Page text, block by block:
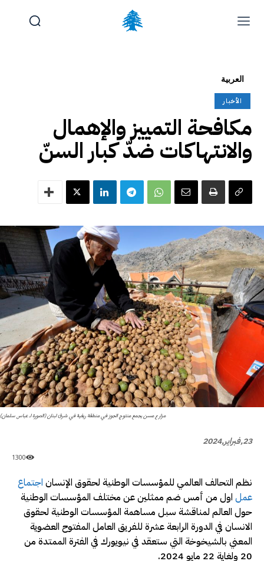
العربية
الأخبار
مكافحة التمييز والإهمال
والانتهاكات ضدّ كبار السنّ
مزارع مسن يجمع منتوج الجوز في منطقة ريفية في شرق لبنان (الصورة لـ عباس سلمان)
23,فبراير,2024
1300
نظم التحالف العالمي للمؤسسات الوطنية لحقوق الإنسان اجتماع
عمل اول من أمس ضم ممثلين عن مختلف المؤسسات الوطنية
حول العالم لمناقشة سبل مساهمة المؤسسات الوطنية لحقوق
الانسان في الدورة الرابعة عشرة للفريق العامل المفتوح العضوية
المعني بالشيخوخة التي ستعقد في نيويورك في الفترة الممتدة من
20 ولغاية 22 مايو 2024.